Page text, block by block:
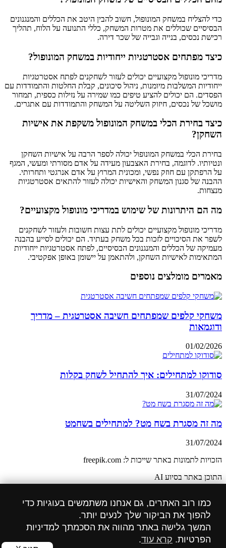
כמו רוב האתרים, גם אנחנו משתמשים בעוגיות כדי
להפוך את הביקור שלך לנעים יותר.
המשך גלישה באתר מהווה את הסכמתך למדיניות
הפרטיות. קרא עוד.
כדי להצליח במשחק המונופול, חשוב להבין היטב את הכללים והמנגנונים
הבסיסיים שכוללים את מטרות המשחק, כללי התנועה על הלוח, תהליך
רכישת נכסים, בנייה וגבייה של שכר דירה.
כיצד מפתחים אסטרטגיות ייחודיות במשחק המונופול?
מדריכי מונופול מקצועיים יכולים לעזור לשחקנים לפתח אסטרטגיות
ייחודיות המשלבות מיומנות, ניהול סיכונים, קבלת החלטות והתמודדות עם
הפסדים. הם יכולים להציע טיפים כמו שמירה על נזילות כספית, תמחור
מושכל של נכסים, חיזוק השליטה על המשחק והתמודדות עם אתגרים.
כיצד בחירת הכלי במשחק המונופול משקפת את אישיות
השחקן?
בחירת הכלי במשחק המונופול יכולה לספר הרבה על אישיות השחקן
ונטיותיו. לדוגמה, בחירת האצבעון מעידה על אדם מסורתי ומעשי, המגף
על הרפתקן עם חוזק נפשי, ומכונית המרוץ על אדם אנרגטי ותחרותי.
ההבנה של סגנון המשחק והאישיות יכולה לעזור להתאים אסטרטגיות
מנצחות.
מה הם היתרונות של שימוש במדריכי מונופול מקצועיים?
מדריכי מונופול מקצועיים יכולים לתת עצות חשובות ולעזור לשחקנים
לשפר את הסיכויים לזכות בכל משחק בעתיד. הם יכולים לסייע בהבנה
מעמיקה של הכללים והמנגנונים הבסיסיים, לפתח אסטרטגיות ייחודיות
המתאימות לאישיות השחקן, ולהתאמן על יישומן באופן אפקטיבי.
מאמרים מומלצים נוספים
משחקי קלפים שמפתחים חשיבה אסטרטגית – מדריך
ודוגמאות
01/02/2026
סודוקו למתחילים: איך להתחיל לשחק בקלות
31/07/2024
מה זה מסגרת בשח מט? למתחילים בשחמט
31/07/2024
הזכויות לתמונות באתר שייכות ל: freepik.com
התוכן באתר בסיוע AI
הצהרת מדיניות הפרטיות
כל הזכויות שמורות
הוסט סנטר אחסון אתרים